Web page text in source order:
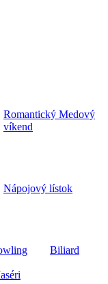
Romantický Medový
víkend
Nápojový lístok
Biliard